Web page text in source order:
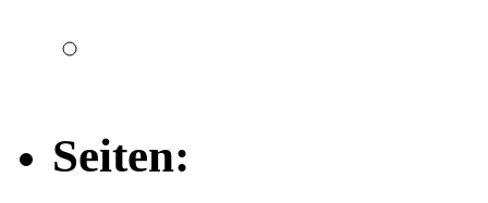
Seiten: